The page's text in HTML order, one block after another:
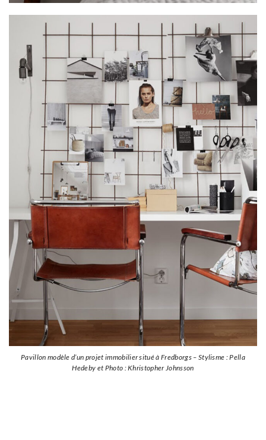
Pavillon modèle d’un projet immobilier situé à Fredborgs – Stylisme : Pella
Hedeby et Photo : Khristopher Johnsson